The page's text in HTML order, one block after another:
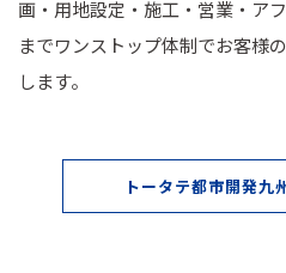
画・用地設定・施工・営業・ア
までワンストップ体制でお客様
します。
トータテ都市開発九